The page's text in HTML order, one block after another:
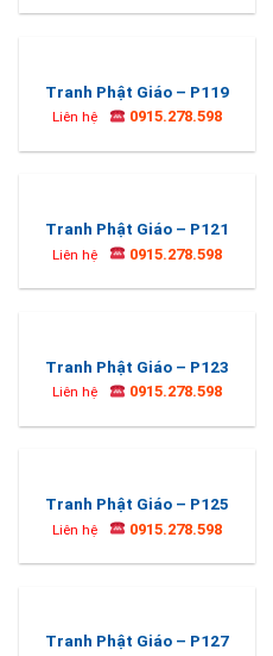
Tranh Phật Giáo – P119
Liên hệ 0915.278.598
Tranh Phật Giáo – P121
Liên hệ 0915.278.598
Tranh Phật Giáo – P123
Liên hệ 0915.278.598
Tranh Phật Giáo – P125
Liên hệ 0915.278.598
Tranh Phật Giáo – P127